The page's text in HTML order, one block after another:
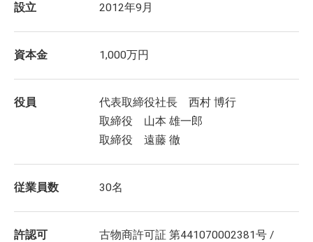
設立 2012年9月
資本金 1,000万円
役員
代表取締役社長 西村 博行
取締役 山本 雄一郎
取締役 遠藤 徹
従業員数 30名
許認可
古物商許可証 第441070002381号 /